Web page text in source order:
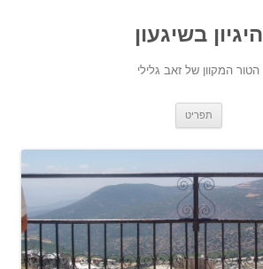
היגיון בשיגעון
הטור המקוון של זאב גלילי
תפריט